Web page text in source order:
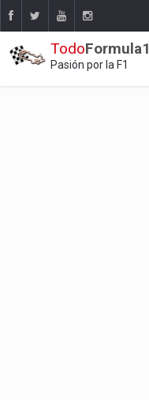
TodoFormula1
Pasión por la F1